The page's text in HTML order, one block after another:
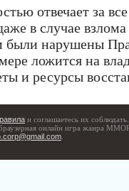
отвечает за
в случае взлома
нарушены
ложится на
и ресурсы
и соглашаетесь их соблюдать.
онлайн игра жанра